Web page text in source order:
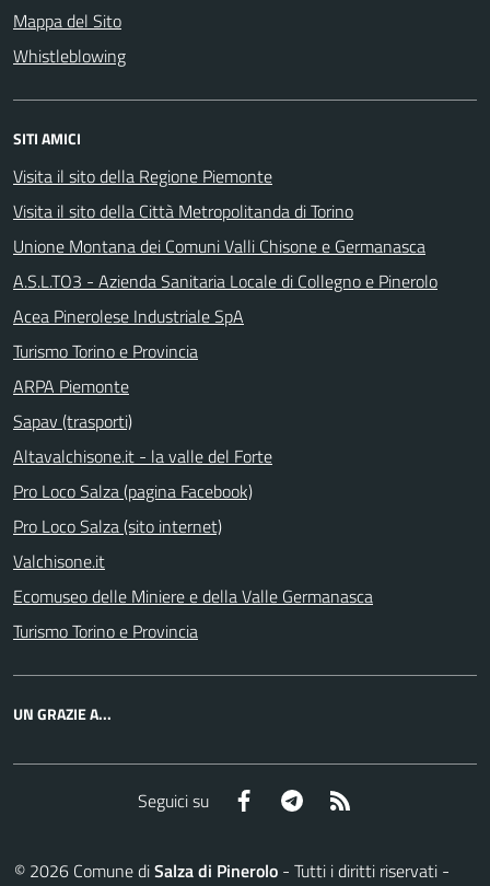
Mappa del Sito
Whistleblowing
SITI AMICI
Visita il sito della Regione Piemonte
Visita il sito della Città Metropolitanda di Torino
Unione Montana dei Comuni Valli Chisone e Germanasca
A.S.L.TO3 - Azienda Sanitaria Locale di Collegno e Pinerolo
Acea Pinerolese Industriale SpA
Turismo Torino e Provincia
ARPA Piemonte
Sapav (trasporti)
Altavalchisone.it - la valle del Forte
Pro Loco Salza (pagina Facebook)
Pro Loco Salza (sito internet)
Valchisone.it
Ecomuseo delle Miniere e della Valle Germanasca
Turismo Torino e Provincia
UN GRAZIE A...
Seguici su Facebook Telegram
© 2026 Comune diSalza di Pinerolo - Tutti i diritti riservati -